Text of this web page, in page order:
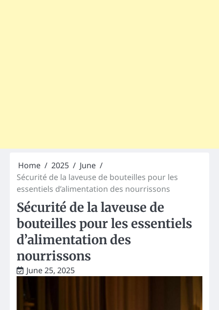
Home 2025
June
Sécurité de la laveuse de bouteilles pour les
essentiels d’alimentation des nourrissons
Sécurité de la laveuse de
bouteilles pour les essentiels
d’alimentation des
nourrissons
June 25, 2025